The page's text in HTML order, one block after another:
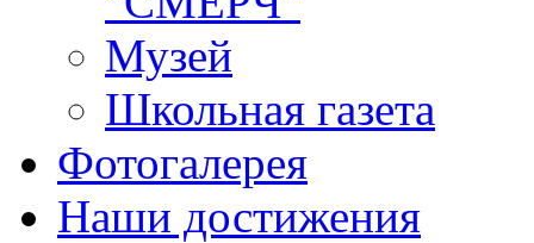
Музей
Школьная газета
Фотогалерея
Наши достижения